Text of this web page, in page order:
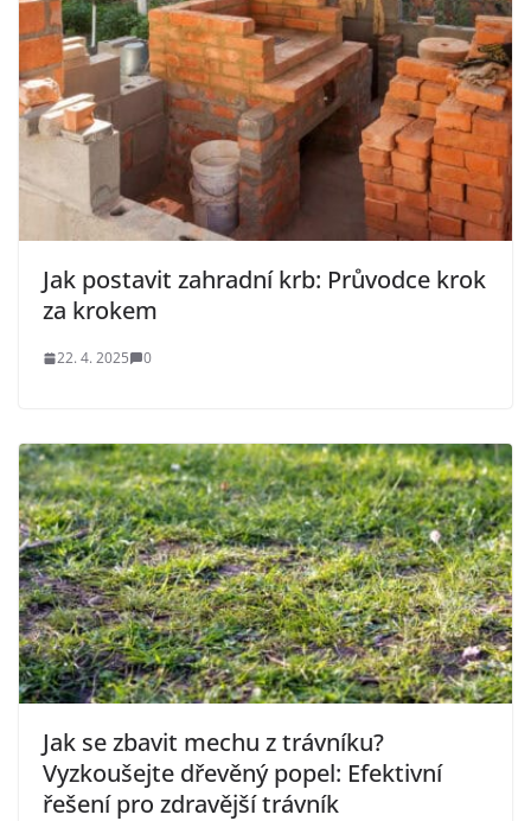
Jak postavit zahradní krb: Průvodce krok
za krokem
22. 4. 2025 0
Jak se zbavit mechu z trávníku?
Vyzkoušejte dřevěný popel: Efektivní
řešení pro zdravější trávník